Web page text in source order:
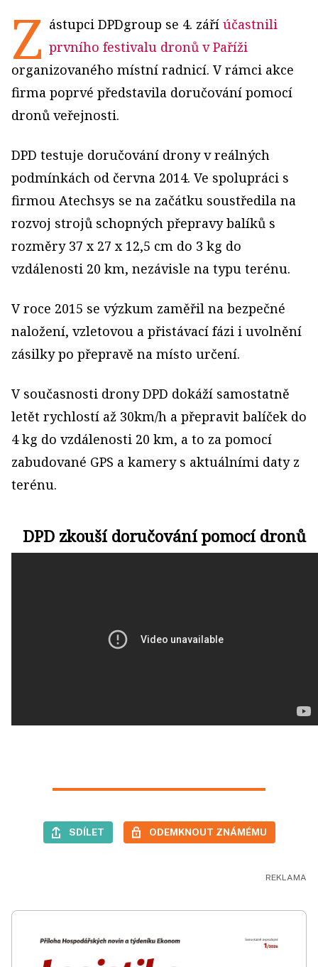
Z ástupci DPDgroup se 4. září účastnili
prvního festivalu dronů v Paříži
organizovaného místní radnicí. V rámci akce
firma poprvé představila doručování pomocí
dronů veřejnosti.
DPD testuje doručování drony v reálných
podmínkách od června 2014. Ve spolupráci s
firmou Atechsys se na začátku soustředila na
rozvoj strojů schopných přepravy balíků s
rozměry 37 x 27 x 12,5 cm do 3 kg do
vzdálenosti 20 km, nezávisle na typu terénu.
V roce 2015 se výzkum zaměřil na bezpečné
naložení, vzletovou a přistávací fázi i uvolnění
zásilky po přepravě na místo určení.
V současnosti drony DPD dokáží samostatně
letět rychlostí až 30km/h a přepravit balíček do
4 kg do vzdálenosti 20 km, a to za pomocí
zabudované GPS a kamery s aktuálními daty z
terénu.
DPD zkouší doručování pomocí dronů
SDÍLET ODEMKNOUT ZNÁMÉMU